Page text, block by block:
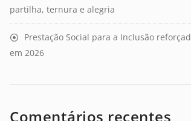
partilha, ternura e alegria
Prestação Social para a Inclusão
em 2026
Comentários recentes